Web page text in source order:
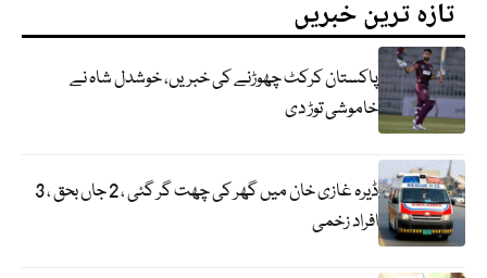
تازہ ترین خبریں
پاکستان کرکٹ چھوڑنے کی خبریں، خوشدل شاہ نے
خاموشی توڑ دی
ڈیرہ غازی خان میں گھر کی چھت گر گئی ، 2 جاں بحق ، 3
افراد زخمی